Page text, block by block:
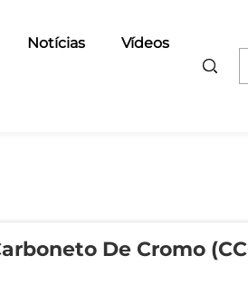
Notícias Vídeos
De Cromo